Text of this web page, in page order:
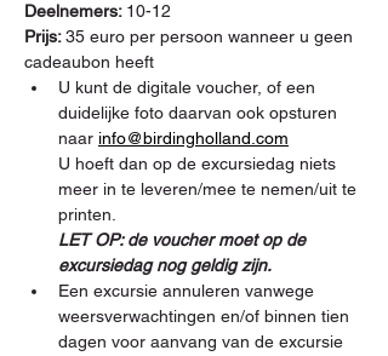
Deelnemers: 10-12
Prijs: 35 euro per persoon wanneer u geen
cadeaubon heeft
U kunt de digitale voucher, of een
duidelijke foto daarvan ook opsturen
naar info@birdingholland.com
U hoeft dan op de excursiedag niets
meer in te leveren/mee te nemen/uit te
printen.
LET OP: de voucher moet op de
excursiedag nog geldig zijn.
Een excursie annuleren vanwege
weersverwachtingen en/of binnen tien
dagen voor aanvang van de excursie